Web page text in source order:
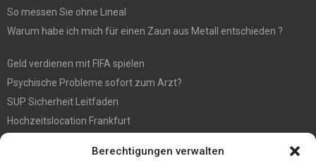
Berechtigungen verwalten
So messen Sie ohne Lineal
Warum habe ich mich für einen Zaun aus Metall entschieden ?
Geld verdienen mit FIFA spielen
Psychische Probleme sofort zum Arzt?
SUP Sicherheit Leitfaden
Hochzeitslocation Frankfurt